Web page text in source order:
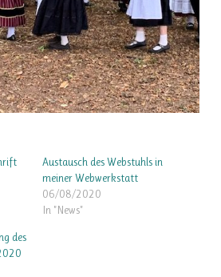
Austausch des Webstuhls in
meiner Webwerkstatt
06/08/2020
In "News"
des